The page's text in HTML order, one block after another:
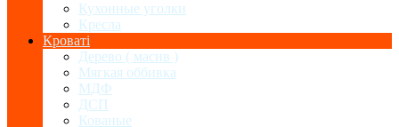
Кухонные уголки
Кресла
Кроваті
Дерево ( масив )
Мягкая оббивка
МДФ
ДСП
Кованые